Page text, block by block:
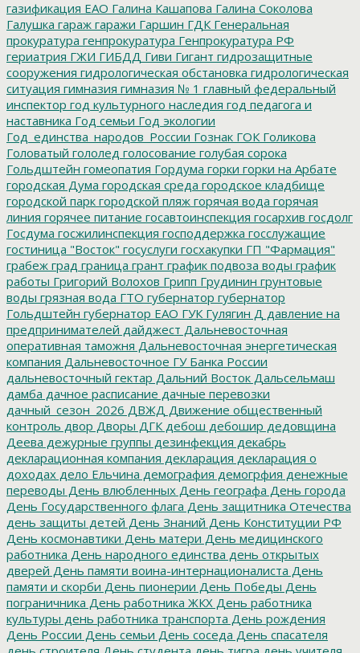
газификация ЕАО Галина Кашапова Галина Соколова
Галушка гараж гаражи Гаршин ГДК Генеральная
прокуратура генпрокуратура Генпрокуратура РФ
гериатрия ГЖИ ГИБДД Гиви Гигант гидрозащитные
сооружения гидрологическая обстановка гидрологическая
ситуация гимназия гимназия № 1 главный федеральный
инспектор год культурного наследия год педагога и
наставника Год семьи Год экологии
Год_единства_народов_России Гознак ГОК Голикова
Головатый гололед голосование голубая сорока
Гольдштейн гомеопатия Гордума горки горки на Арбате
городская Дума городская среда городское кладбище
городской парк городской пляж горячая вода горячая
линия горячее питание госавтоинспекция госархив госдолг
Госдума госжилинспекция господдержка госслужащие
гостиница "Восток" госуслуги госхакупки ГП "Фармация"
грабеж град граница грант график подвоза воды график
работы Григорий Волохов Грипп Грудинин грунтовые
воды грязная вода ГТО губернатор губернатор
Гольдштейн губернатор ЕАО ГУК Гулягин Д давление на
предпринимателей дайджест Дальневосточная
оперативная таможня Дальневосточная энергетическая
компания Дальневосточное ГУ Банка России
дальневосточный гектар Дальний Восток Дальсельмаш
дамба дачное расписание дачные перевозки
дачный_сезон_2026 ДВЖД Движение общественный
контроль двор Дворы ДГК дебош дебошир дедовщина
Деева дежурные группы дезинфекция декабрь
декларационная компания декларация декларация о
доходах дело Ельчина демография демогрфия денежные
переводы День влюбленных День географа День города
День Государственного флага День защитника Отечества
день защиты детей День Знаний День Конституции РФ
День космонавтики День матери День медицинского
работника День народного единства день открытых
дверей День памяти воина-интернационалиста День
памяти и скорби День пионерии День Победы День
пограничника День работника ЖКХ День работника
культуры день работника транспорта День рождения
День России День семьи День соседа День спасателя